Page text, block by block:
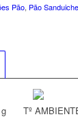
Pão, Pão Sanduiche
Tº